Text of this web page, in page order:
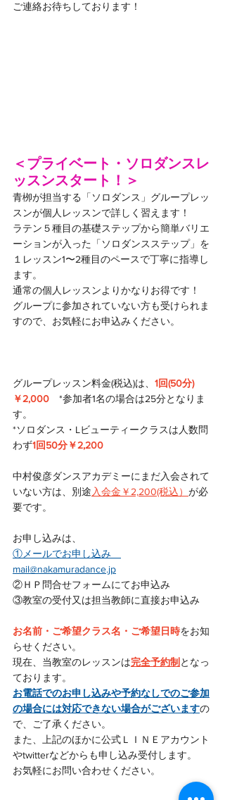
ご連絡お待ちしております！
＜プライベート・ソロダンスレ
ッスンスタート！＞
青栁が担当する「ソロダンス」グループレッ
スンが個人レッスンで詳しく習えます！
ラテン５種目の基礎ステップから簡単バリエ
ーションが入った「ソロダンスステップ」を
１レッスン1〜2種目のペースで丁寧に指導し
ます。
通常の個人レッスンよりかなりお得です！
グループに参加されていない方も受けられま
すので、お気軽にお申込みください。
グループレッスン料金(税込)は、 1回(50分)
￥2,000 *参加者1名の場合は25分となりま
す。
*ソロダンス・Lビューティークラスは人数問
わず1回50分￥2,200
中村俊彦ダンスアカデミーにまだ入会されて
いない方は、別途 入会金￥2,200(税込） が必
要です。
お申し込みは、
①メールでお申し込み
mail@nakamuradance.jp
②ＨＰ問合せフォームにてお申込み
③教室の受付又は担当教師に直接お申込み
お名前・ご希望クラス名・ご希望日時をお知
らせください。
現在、当教室のレッスンは完全予約制 となっ
ております。
お電話でのお申し込みや予約なしでのご参加
の場合には対応できない場合がございますの
で、ご了承ください。
また、上記のほかに公式ＬＩＮＥアカウント
やtwitterなどからも申し込み受付します。
お気軽にお問い合わせください。